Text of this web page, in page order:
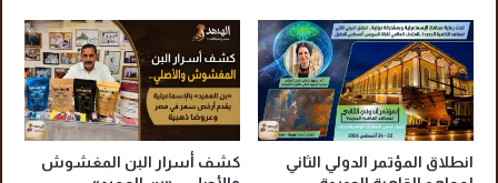
د
ر
ا
ح
انطلاق المؤتمر الدولي الثاني
كشف أسرار البن المغشوش